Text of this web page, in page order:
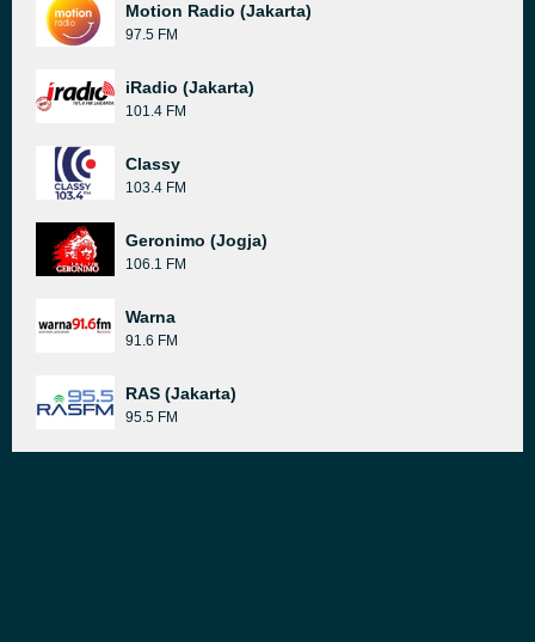
Motion Radio (Jakarta)
97.5 FM
iRadio (Jakarta)
101.4 FM
Classy
103.4 FM
Geronimo (Jogja)
106.1 FM
Warna
91.6 FM
RAS (Jakarta)
95.5 FM